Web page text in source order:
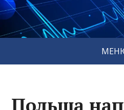
Польша